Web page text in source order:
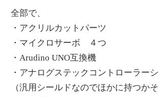
全部で、
・アクリルカットパーツ
・マイクロサーボ ４つ
・Arudino UNO互換機
・アナログステックコントローラー
（汎用シールドなのでほかに持つかそ